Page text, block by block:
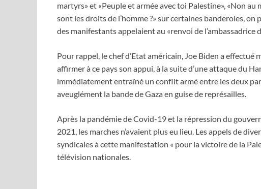
martyrs» et «Peuple et armée avec toi Palestine», «Non
sont les droits de l’homme ?» sur certaines banderoles,
des manifestants appelaient au «renvoi de l’ambassadrice
Pour rappel, le chef d’Etat américain, Joe Biden a
affirmer à ce pays son appui, à la suite d’une attaque du
immédiatement entraîné un conflit armé entre les deux
aveuglément la bande de Gaza en guise de représailles.
Après la pandémie de Covid-19 et la répression du
2021, les marches n’avaient plus eu lieu. Les appels de
syndicales à cette manifestation « pour la victoire de la
télévision nationales.